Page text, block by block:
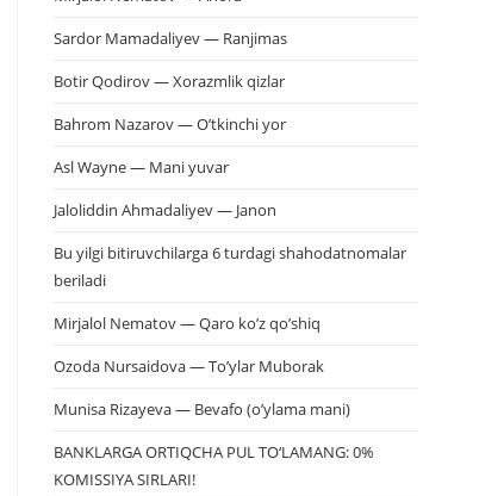
Sardor Mamadaliyev — Ranjimas
Botir Qodirov — Xorazmlik qizlar
Bahrom Nazarov — O’tkinchi yor
Asl Wayne — Mani yuvar
Jaloliddin Ahmadaliyev — Janon
Bu yilgi bitiruvchilarga 6 turdagi shahodatnomalar
beriladi
Mirjalol Nematov — Qaro ko’z qo’shiq
Ozoda Nursaidova — To’ylar Muborak
Munisa Rizayeva — Bevafo (o’ylama mani)
BANKLARGA ORTIQCHA PUL TO‘LAMANG: 0%
KOMISSIYA SIRLARI!